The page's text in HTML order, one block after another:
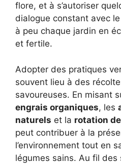
flore, et à s’autoriser
dialogue constant avec
à peu chaque jardin en
et fertile.
Adopter des pratiques
souvent lieu à des
savoureuses. En misant
engrais organiques, les
naturels et la rotation
peut contribuer à la
l’environnement tout en
légumes sains. Au fil des